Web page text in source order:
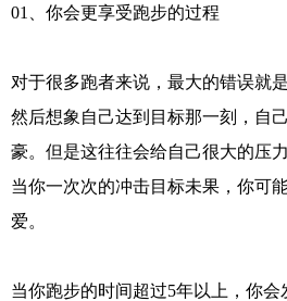
01、你会更享受跑步的过程
对于很多跑者来说，最大的错误就
然后想象自己达到目标那一刻，自
豪。但是这往往会给自己很大的压
当你一次次的冲击目标未果，你可
爱。
当你跑步的时间超过5年以上，你会